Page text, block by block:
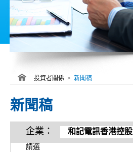
投資者關係 > 新聞稿
新聞稿
企業： 和記電訊香港控股
請選